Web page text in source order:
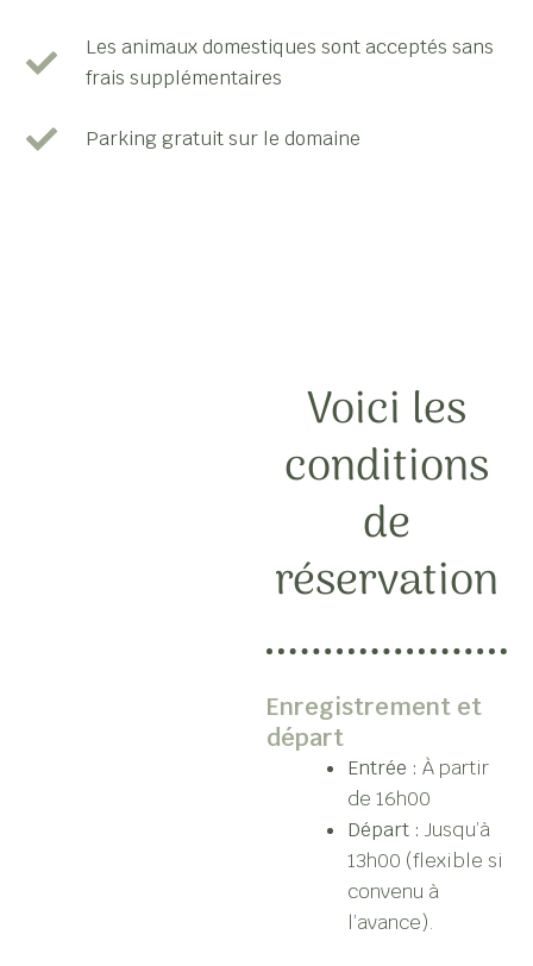
Les animaux domestiques sont acceptés sans
frais supplémentaires
Parking gratuit sur le domaine
Voici les
conditions
de
réservation
Enregistrement et
départ
Entrée : À partir
de 16h00
Départ : Jusqu’à
13h00 (flexible si
convenu à
l’avance).